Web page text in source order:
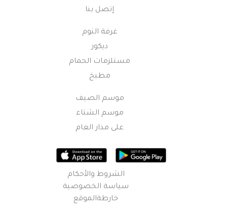
إتصل بنا
غرفة النوم
ديكور
مستلزمات الحمام
مطبخ
موسم الصيف
موسم الشتاء
على مدار العام
الشروط والأحكام
سياسة الخصوصية
خارطةالموقع